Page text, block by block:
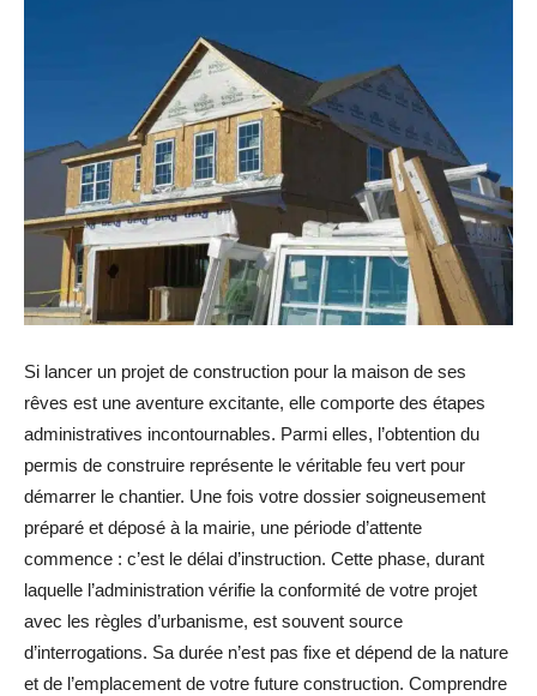
Si lancer un projet de construction pour la maison de ses
rêves est une aventure excitante, elle comporte des étapes
administratives incontournables. Parmi elles, l’obtention du
permis de construire représente le véritable feu vert pour
démarrer le chantier. Une fois votre dossier soigneusement
préparé et déposé à la mairie, une période d’attente
commence : c’est le délai d’instruction. Cette phase, durant
laquelle l’administration vérifie la conformité de votre projet
avec les règles d’urbanisme, est souvent source
d’interrogations. Sa durée n’est pas fixe et dépend de la nature
et de l’emplacement de votre future construction. Comprendre